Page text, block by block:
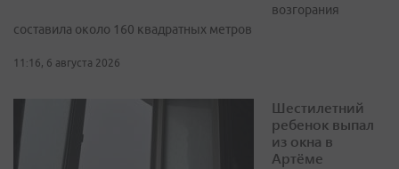
возгорания
составила около 160 квадратных метров
11:16, 6 августа 2026
Шестилетний
ребенок выпал
из окна в
Артёме